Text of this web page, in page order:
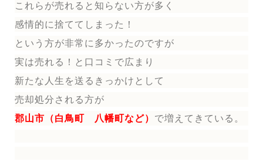
これらが売れると知らない方が多く
感情的に捨ててしまった！
という方が非常に多かったのですが
実は売れる！と口コミで広まり
新たな人生を送る きっかけとして
売却処分される方が
郡山市（白鳥町 八幡町など） で増えてきている。